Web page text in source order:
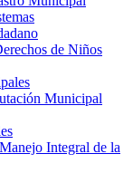
de Niños
Municipal
Integral de la